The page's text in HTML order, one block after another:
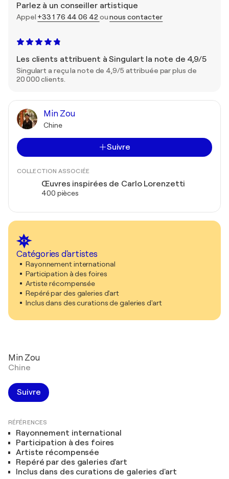
Parlez à un conseiller artistique
Appel +33 1 76 44 06 42 ounous contacter
Les clients attribuent à Singulart la note de 4,9/5
Singulart a reçu la note de 4,9/5 attribuée par plus de
20 000 clients.
Min Zou
Chine
Suivre
COLLECTION ASSOCIÉE
Œuvres inspirées de Carlo Lorenzetti
400 pièces
Catégories d'artistes
Rayonnement international
Participation à des foires
Artiste récompensée
Repéré par des galeries d'art
Inclus dans des curations de galeries d'art
Min Zou
Chine
Suivre
RÉFÉRENCES
Rayonnement international
Participation à des foires
Artiste récompensée
Repéré par des galeries d'art
Inclus dans des curations de galeries d'art